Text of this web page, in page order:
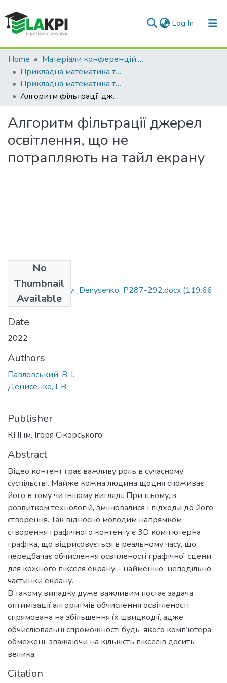
Log In (current)
Communities & Collections
All of DSpace
Statistics
Home
Матеріали конференцій, семінарів і т.п.
Прикладна математика та комп'ютинг. ПМК
Прикладна математика та комп'ютинг. ПМК, 2022
Алгоритм фільтрації джерел освітлення, що не потрапляють на тайл екрану
Алгоритм фільтрації джерел
освітлення, що не
потрапляють на тайл екрану
No
Thumbnail
Available
SPSKS-Pavlovskyi_Denysenko_P287-292.docx (119.66
KB)
Date
2022
Authors
Павловський, В. І.
Денисенко, І. В.
Publisher
КПІ ім. Ігоря Сікорського
Abstract
Відео контент грає важливу роль в сучасному
суспільстві. Майже кожна людина щодня споживає
його в тому чи іншому вигляді. При цьому, з
розвитком технологій, змінювалися і підходи до його
створення. Так відносно молодим напрямком
створення графічного контенту є 3D комп’ютерна
графіка, що відрисовується в реальному часу, що
передбачає обчислення освітленості графічної сцени
для кожного пікселя екрану – найменшої неподільної
частинки екрану.
В такому випадку дуже важливим постає задача
оптимізації алгоритмів обчислення освітленості,
спрямована на збільшення їх швидкодії, адже
обчислювальні спроможності будь-якого комп’ютера
обмежені, зважаючи на кількість пікселів досить
велика.
Citation